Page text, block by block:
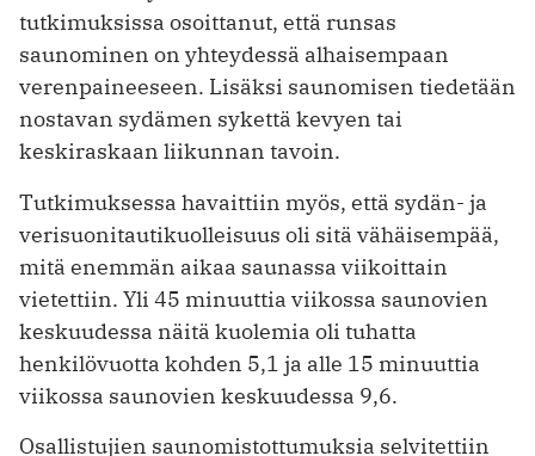
tutkimuksissa osoittanut, että runsas
saunominen on yhteydessä alhaisempaan
verenpaineeseen. Lisäksi saunomisen tiedetään
nostavan sydämen sykettä kevyen tai
keskiraskaan liikunnan tavoin.
Tutkimuksessa havaittiin myös, että sydän- ja
verisuonitautikuolleisuus oli sitä vähäisempää,
mitä enemmän aikaa saunassa viikoittain
vietettiin. Yli 45 minuuttia viikossa saunovien
keskuudessa näitä kuolemia oli tuhatta
henkilövuotta kohden 5,1 ja alle 15 minuuttia
viikossa saunovien keskuudessa 9,6.
Osallistujien saunomistottumuksia selvitettiin